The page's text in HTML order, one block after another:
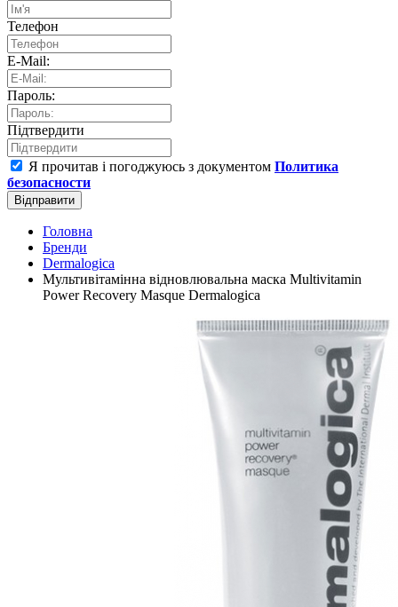
Телефон
E-Mail:
Пароль:
Підтвердити
Я прочитав і погоджуюсь з документом Политика
безопасности
Відправити
Головна
Бренди
Dermalogica
Мультивітамінна відновлювальна маска Multivitamin
Power Recovery Masque Dermalogica